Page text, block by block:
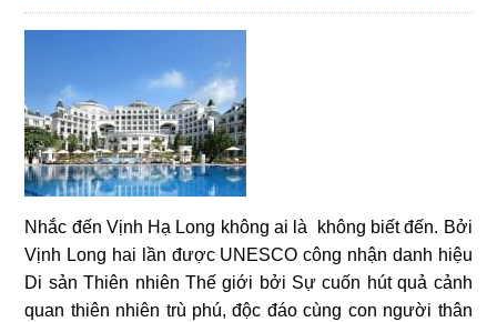
Nhắc đến Vịnh Hạ Long không ai là không biết đến. Bởi
Vịnh Long hai lần được UNESCO công nhận danh hiệu
Di sản Thiên nhiên Thế giới bởi Sự cuốn hút quả cảnh
quan thiên nhiên trù phú, độc đáo cùng con người thân